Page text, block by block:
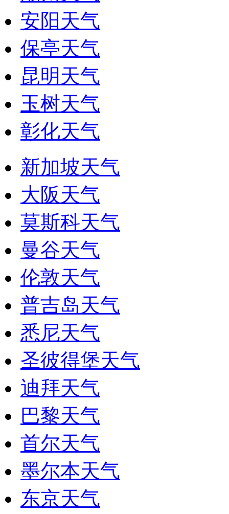
安阳天气
保亭天气
昆明天气
玉树天气
彰化天气
新加坡天气
大阪天气
莫斯科天气
曼谷天气
伦敦天气
普吉岛天气
悉尼天气
圣彼得堡天气
迪拜天气
巴黎天气
首尔天气
墨尔本天气
东京天气